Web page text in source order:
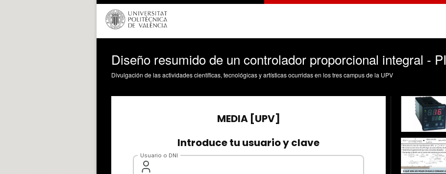
Diseño resumido de un controlador proporcional integral - PI
Divulgación de las actividades científicas, tecnológicas y artísticas ocurridas en los tres campus de la UPV